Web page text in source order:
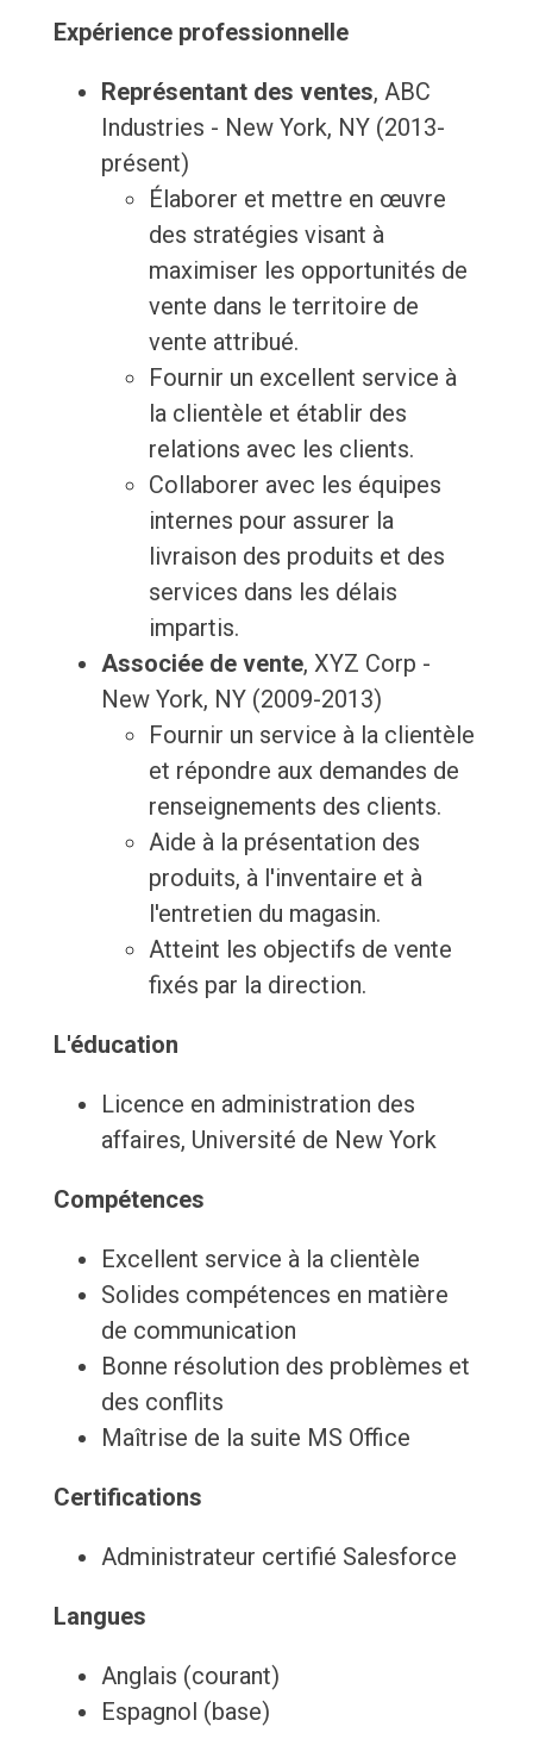
Expérience professionnelle
Représentant des ventes, ABC
Industries - New York, NY (2013-
présent)
Élaborer et mettre en œuvre
des stratégies visant à
maximiser les opportunités de
vente dans le territoire de
vente attribué.
Fournir un excellent service à
la clientèle et établir des
relations avec les clients.
Collaborer avec les équipes
internes pour assurer la
livraison des produits et des
services dans les délais
impartis.
Associée de vente, XYZ Corp -
New York, NY (2009-2013)
Fournir un service à la clientèle
et répondre aux demandes de
renseignements des clients.
Aide à la présentation des
produits, à l'inventaire et à
l'entretien du magasin.
Atteint les objectifs de vente
fixés par la direction.
L'éducation
Licence en administration des
affaires, Université de New York
Compétences
Excellent service à la clientèle
Solides compétences en matière
de communication
Bonne résolution des problèmes et
des conflits
Maîtrise de la suite MS Office
Certifications
Administrateur certifié Salesforce
Langues
Anglais (courant)
Espagnol (base)